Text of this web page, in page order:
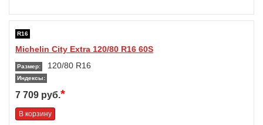
R16
Michelin City Extra 120/80 R16 60S
Размер: 120/80 R16
Индексы:
7 709 руб.*
В корзину